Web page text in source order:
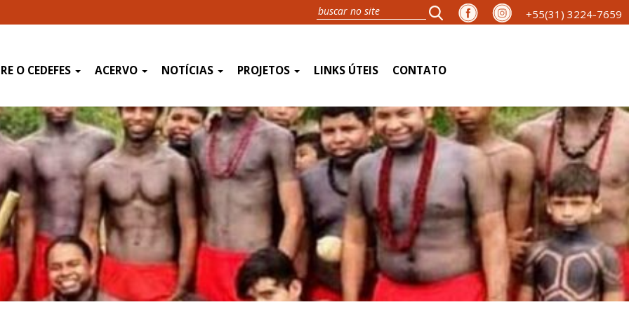
+55(31) 3224-7659
O CEDEFES ACERVO NOTÍCIAS PROJETOS LINKS ÚTEIS CONTATO